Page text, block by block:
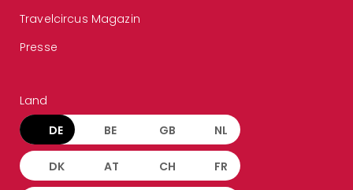
Travelcircus Magazin
Presse
Land
DE BE GB NL
DK AT CH FR